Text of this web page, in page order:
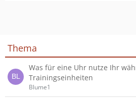
Thema
Was für eine Uhr nutze Ihr
Trainingseinheiten
Blume1